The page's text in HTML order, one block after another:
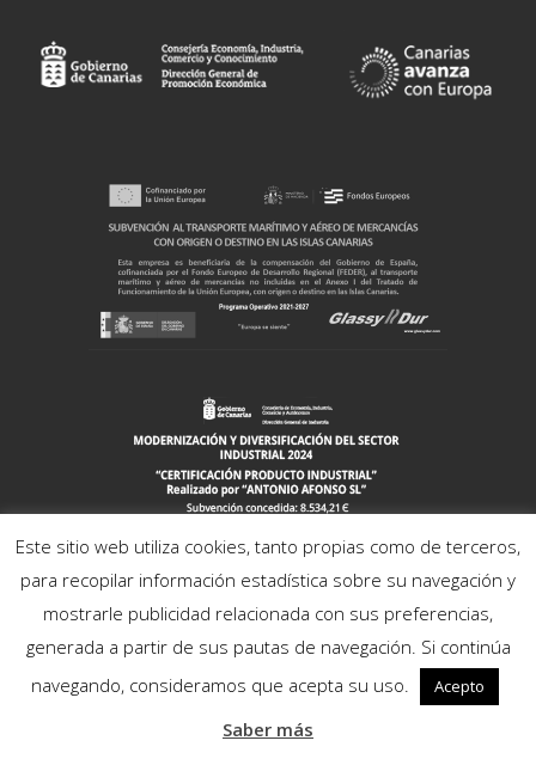
Este sitio web utiliza cookies, tanto propias como de terceros,
para recopilar información estadística sobre su navegación y
mostrarle publicidad relacionada con sus preferencias,
generada a partir de sus pautas de navegación. Si continúa
navegando, consideramos que acepta su uso.
Acepto
Saber más